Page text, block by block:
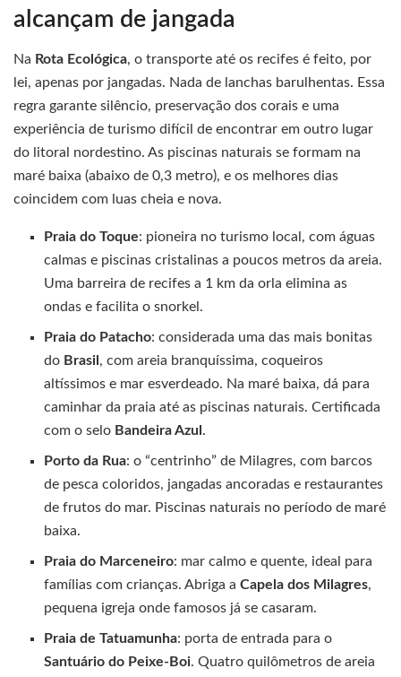
alcançam de jangada
Na Rota Ecológica, o transporte até os recifes é feito, por
lei, apenas por jangadas. Nada de lanchas barulhentas. Essa
regra garante silêncio, preservação dos corais e uma
experiência de turismo difícil de encontrar em outro lugar
do litoral nordestino. As piscinas naturais se formam na
maré baixa (abaixo de 0,3 metro), e os melhores dias
coincidem com luas cheia e nova.
Praia do Toque: pioneira no turismo local, com águas
calmas e piscinas cristalinas a poucos metros da areia.
Uma barreira de recifes a 1 km da orla elimina as
ondas e facilita o snorkel.
Praia do Patacho: considerada uma das mais bonitas
do Brasil , com areia branquíssima, coqueiros
altíssimos e mar esverdeado. Na maré baixa, dá para
caminhar da praia até as piscinas naturais. Certificada
com o selo Bandeira Azul .
Porto da Rua: o “centrinho” de Milagres, com barcos
de pesca coloridos, jangadas ancoradas e restaurantes
de frutos do mar. Piscinas naturais no período de maré
baixa.
Praia do Marceneiro: mar calmo e quente, ideal para
famílias com crianças. Abriga aCapela dos Milagres,
pequena igreja onde famosos já se casaram.
Praia de Tatuamunha: porta de entrada para o
Santuário do Peixe-Boi. Quatro quilômetros de areia